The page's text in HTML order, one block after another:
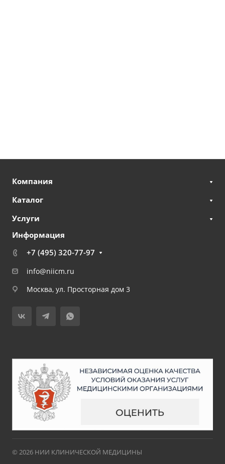
Компания
Каталог
Услуги
Информация
+7 (495) 320-77-97
info@niicm.ru
Москва, ул. Просторная дом 3
© 2026 НИИ КЛИНИЧЕСКОЙ МЕДИЦИНЫ